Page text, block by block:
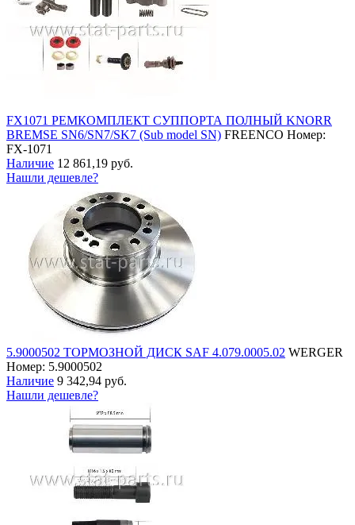
FX1071 РЕМКОМПЛЕКТ СУППОРТА ПОЛНЫЙ KNORR
BREMSE SN6/SN7/SK7 (Sub model SN) FREENCO Номер:
FX-1071
Наличие 12 861,19 руб.
Нашли дешевле?
5.9000502 ТОРМОЗНОЙ ДИСК SAF 4.079.0005.02 WERGER
Номер: 5.9000502
Наличие 9 342,94 руб.
Нашли дешевле?